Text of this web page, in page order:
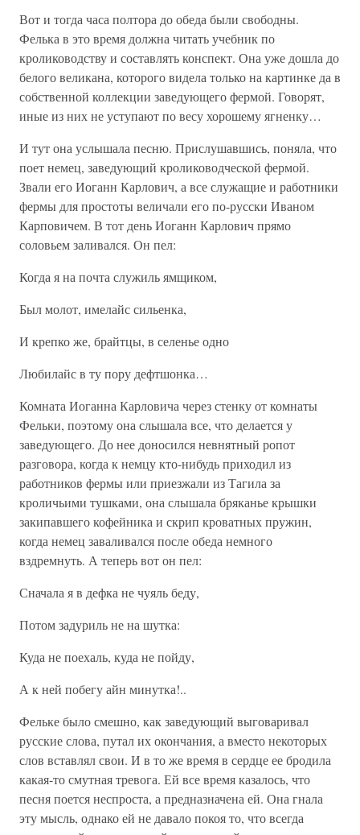
Вот и тогда часа полтора до обеда были свободны.
Фелька в это время должна читать учебник по
кролиководству и составлять конспект. Она уже дошла до
белого великана, которого видела только на картинке да в
собственной коллекции заведующего фермой. Говорят,
иные из них не уступают по весу хорошему ягненку…
И тут она услышала песню. Прислушавшись, поняла, что
поет немец, заведующий кролиководческой фермой.
Звали его Иоганн Карлович, а все служащие и работники
фермы для простоты величали его по-русски Иваном
Карповичем. В тот день Иоганн Карлович прямо
соловьем заливался. Он пел:
Когда я на почта служиль ямщиком,
Был молот, имелайс сильенка,
И крепко же, брайтцы, в селенье одно
Любилайс в ту пору дефтшонка…
Комната Иоганна Карловича через стенку от комнаты
Фельки, поэтому она слышала все, что делается у
заведующего. До нее доносился невнятный ропот
разговора, когда к немцу кто-нибудь приходил из
работников фермы или приезжали из Тагила за
кроличьими тушками, она слышала бряканье крышки
закипавшего кофейника и скрип кроватных пружин,
когда немец заваливался после обеда немного
вздремнуть. А теперь вот он пел:
Сначала я в дефка не чуяль беду,
Потом задуриль не на шутка:
Куда не поехаль, куда не пойду,
А к ней побегу айн минутка!..
Фельке было смешно, как заведующий выговаривал
русские слова, путал их окончания, а вместо некоторых
слов вставлял свои. И в то же время в сердце ее бродила
какая-то смутная тревога. Ей все время казалось, что
песня поется неспроста, а предназначена ей. Она гнала
эту мысль, однако ей не давало покоя то, что всегда